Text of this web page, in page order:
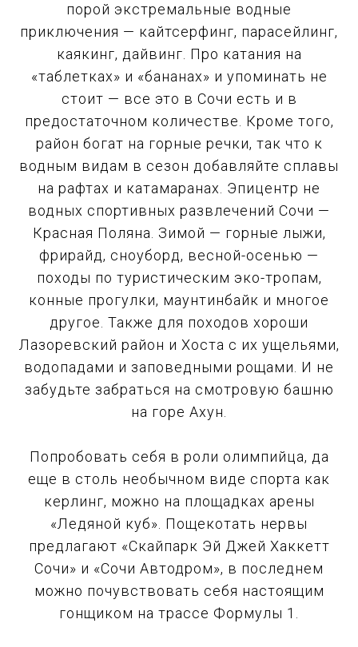
порой экстремальные водные
приключения — кайтсерфинг, парасейлинг,
каякинг, дайвинг. Про катания на
«таблетках» и «бананах» и упоминать не
стоит — все это в Сочи есть и в
предостаточном количестве. Кроме того,
район богат на горные речки, так что к
водным видам в сезон добавляйте сплавы
на рафтах и катамаранах. Эпицентр не
водных спортивных развлечений Сочи —
Красная Поляна. Зимой — горные лыжи,
фрирайд, сноуборд, весной-осенью —
походы по туристическим эко-тропам,
конные прогулки, маунтинбайк и многое
другое. Также для походов хороши
Лазоревский район и Хоста с их ущельями,
водопадами и заповедными рощами. И не
забудьте забраться на смотровую башню
на горе Ахун.
Попробовать себя в роли олимпийца, да
еще в столь необычном виде спорта как
керлинг, можно на площадках арены
«Ледяной куб». Пощекотать нервы
предлагают «Скайпарк Эй Джей Хаккетт
Сочи» и «Сочи Автодром», в последнем
можно почувствовать себя настоящим
гонщиком на трассе Формулы 1.